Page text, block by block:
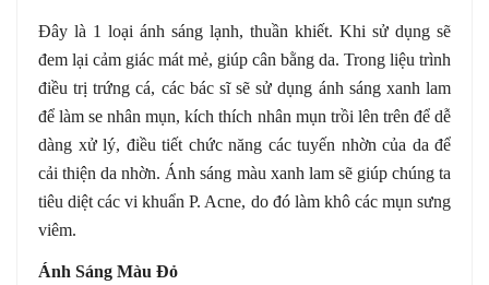
Đây là 1 loại ánh sáng lạnh, thuần khiết. Khi sử dụng sẽ
đem lại cảm giác mát mẻ, giúp cân bằng da. Trong liệu trình
điều trị trứng cá, các bác sĩ sẽ sử dụng ánh sáng xanh lam
để làm se nhân mụn, kích thích nhân mụn trồi lên trên để dễ
dàng xử lý, điều tiết chức năng các tuyến nhờn của da để
cải thiện da nhờn. Ánh sáng màu xanh lam sẽ giúp chúng ta
tiêu diệt các vi khuẩn P. Acne, do đó làm khô các mụn sưng
viêm.
Ánh Sáng Màu Đỏ